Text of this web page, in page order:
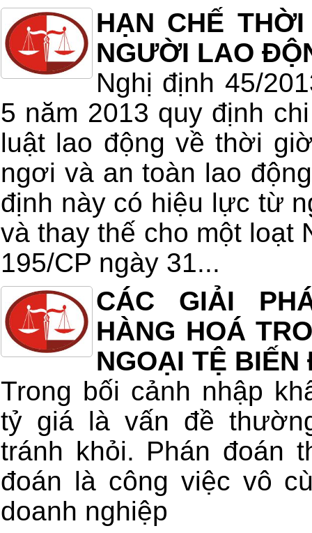
HẠN CHẾ
NGƯỜI LAO
Nghị định 45/
5 năm 2013 quy định
luật lao động về thời
ngơi và an toàn lao
định này có hiệu lực từ
và thay thế cho một loạt
195/CP ngày 31...
CÁC GIẢI
HÀNG HOÁ
NGOẠI TỆ BIẾN
Trong bối cảnh nhập
tỷ giá là vấn đề
tránh khỏi. Phán đoán
đoán là công việc vô
doanh nghiệp